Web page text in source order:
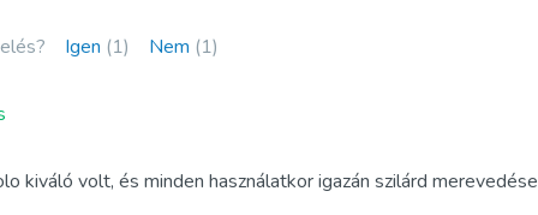
Viagra Zselé
Igen (1) Nem (1)
kiváló volt, és minden használatkor igazán szilárd